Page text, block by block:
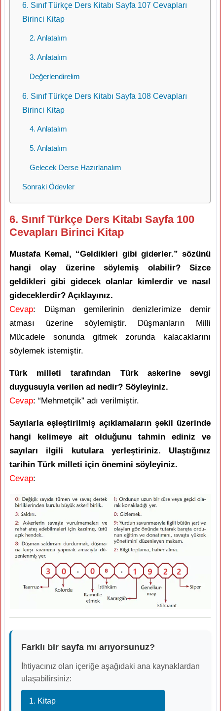
6. Sınıf Türkçe Ders Kitabı Sayfa 107 Cevapları
Birinci Kitap
2. Anlatalım
3. Anlatalım
Değerlendirelim
6. Sınıf Türkçe Ders Kitabı Sayfa 108 Cevapları
Birinci Kitap
4. Anlatalım
5. Anlatalım
Gelecek Derse Hazırlanalım
Sonraki Ödevler
6. Sınıf Türkçe Ders Kitabı Sayfa 100
Cevapları Birinci Kitap
Mustafa Kemal, “Geldikleri gibi giderler.” sözünü
hangi olay üzerine söylemiş olabilir? Sizce
geldikleri gibi gidecek olanlar kimlerdir ve nasıl
gideceklerdir? Açıklayınız.
Cevap: Düşman gemilerinin denizlerimize demir
atması üzerine söylemiştir. Düşmanların Milli
Mücadele sonunda gitmek zorunda kalacaklarını
söylemek istemiştir.
Türk milleti tarafından Türk askerine sevgi
duygusuyla verilen ad nedir? Söyleyiniz.
Cevap: “Mehmetçik” adı verilmiştir.
Sayılarla eşleştirilmiş açıklamaların şekil üzerinde
hangi kelimeye ait olduğunu tahmin ediniz ve
sayıları ilgili kutulara yerleştiriniz. Ulaştığınız
tarihin Türk milleti için önemini söyleyiniz.
Cevap:
Farklı bir sayfa mı arıyorsunuz?
İhtiyacınız olan içeriğe aşağıdaki ana kaynaklardan
ulaşabilirsiniz:
1. Kitap